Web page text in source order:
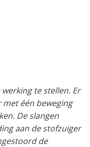
te stellen. Er
met één beweging
De slangen
aan de stofzuiger
de